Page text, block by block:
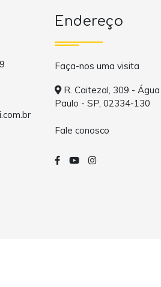
Endereço
Faça-nos uma visita
R. Caitezal, 309 - Água
Paulo - SP, 02334-130
Fale conosco